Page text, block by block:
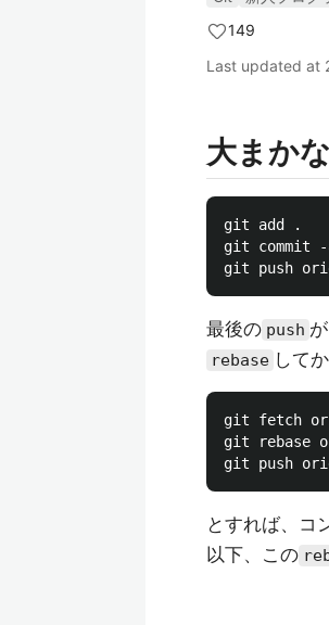
149
Last updated at
大まか
git add .
git commit -
最後の push
rebase して
git fetch
git rebase
とすれば、コ
以下、この